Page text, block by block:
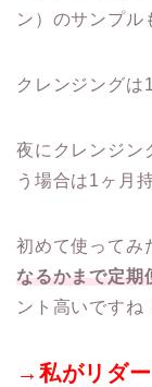
ン）のサンプル
クレンジングは
夜にクレンジン
う場合は1ヶ月
初めて使ってみ
なるかまで定期
ント高いですね
→私がリダ